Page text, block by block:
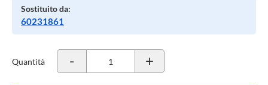
Sostituito da:
60231861
Quantità - +